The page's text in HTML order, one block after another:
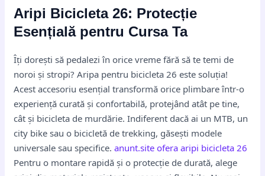
Aripi Bicicleta 26: Protecție
Esențială pentru Cursa Ta
Îți dorești să pedalezi în orice vreme fără să te temi de
noroi și stropi? Aripa pentru bicicleta 26 este soluția!
Acest accesoriu esențial transformă orice plimbare într-o
experiență curată și confortabilă, protejând atât pe tine,
cât și bicicleta de murdărie. Indiferent dacă ai un MTB, un
city bike sau o bicicletă de trekking, găsești modele
universale sau specifice.anunt.site ofera aripi bicicleta 26
Pentru o montare rapidă și o protecție de durată, alege